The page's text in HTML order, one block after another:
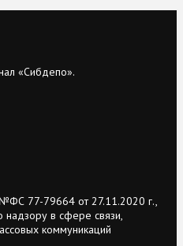
«Сибдепо».
77-79664 от 27.11.2020 г.,
в сфере связи,
коммуникаций